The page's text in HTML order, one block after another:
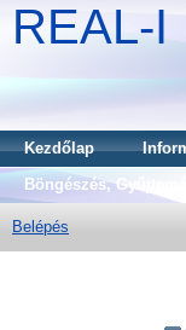
REAL-I
Kezdőlap
Böngészés,
Belépés